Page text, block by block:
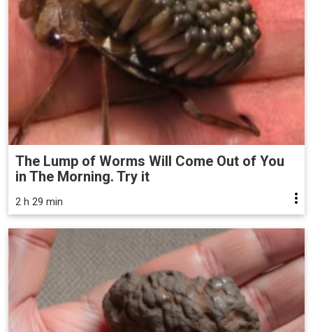
The Lump of Worms Will Come Out of You
in The Morning. Try it
2 h 29 min